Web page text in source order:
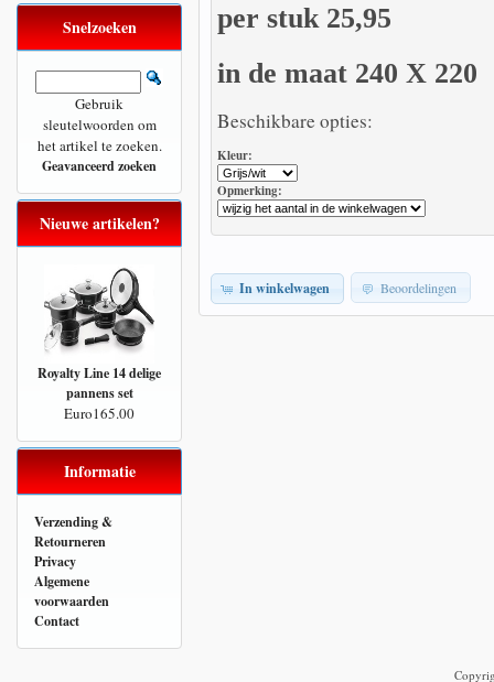
per stuk 25,95
in de maat 240 X 220
Beschikbare opties:
Kleur:
Opmerking:
In winkelwagen Beoordelingen
Snelzoeken
Gebruik
sleutelwoorden om
het artikel te zoeken.
Geavanceerd zoeken
Nieuwe artikelen?
Royalty Line 14 delige
pannens set
Euro165.00
Informatie
Verzending &
Retourneren
Privacy
Algemene
voorwaarden
Contact